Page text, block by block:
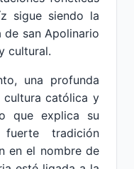
sigue siendo la
de san Apolinario
cultural.
una profunda
cultura católica y
que explica su
tradición
en el nombre de